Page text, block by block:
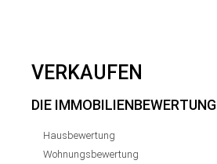
VERKAUFEN
DIE IMMOBILIENBEWERTUNG
Hausbewertung
Wohnungsbewertung